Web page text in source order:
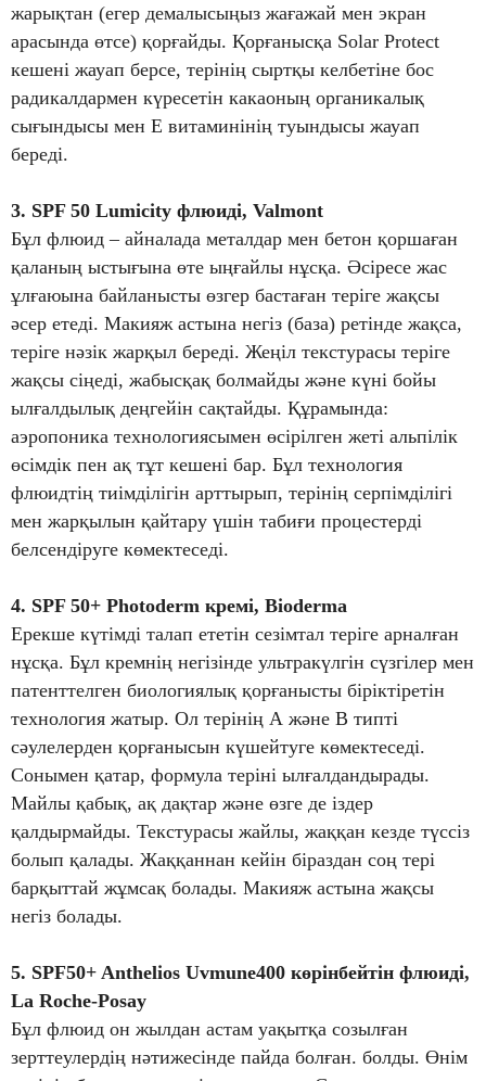
жарықтан (егер демалысыңыз жағажай мен экран
арасында өтсе) қорғайды. Қорғанысқа Solar Protect
кешені жауап берсе, терінің сыртқы келбетіне бос
радикалдармен күресетін какаоның органикалық
сығындысы мен Е витаминінің туындысы жауап
береді.
3. SPF 50 Lumicity флюиді, Valmont
Бұл флюид – айналада металдар мен бетон қоршаған
қаланың ыстығына өте ыңғайлы нұсқа. Әсіресе жас
ұлғаюына байланысты өзгер бастаған теріге жақсы
әсер етеді. Макияж астына негіз (база) ретінде жақса,
теріге нәзік жарқыл береді. Жеңіл текстурасы теріге
жақсы сіңеді, жабысқақ болмайды және күні бойы
ылғалдылық деңгейін сақтайды. Құрамында:
аэропоника технологиясымен өсірілген жеті альпілік
өсімдік пен ақ тұт кешені бар. Бұл технология
флюидтің тиімділігін арттырып, терінің серпімділігі
мен жарқылын қайтару үшін табиғи процестерді
белсендіруге көмектеседі.
4. SPF 50+ Photoderm кремі, Bioderma
Ерекше күтімді талап ететін сезімтал теріге арналған
нұсқа. Бұл кремнің негізінде ультракүлгін сүзгілер мен
патенттелген биологиялық қорғанысты біріктіретін
технология жатыр. Ол терінің А және В типті
сәулелерден қорғанысын күшейтуге көмектеседі.
Сонымен қатар, формула теріні ылғалдандырады.
Майлы қабық, ақ дақтар және өзге де іздер
қалдырмайды. Текстурасы жайлы, жаққан кезде түссіз
болып қалады. Жаққаннан кейін біраздан соң тері
барқыттай жұмсақ болады. Макияж астына жақсы
негіз болады.
5. SPF50+ Anthelios Uvmune400 көрінбейтін флюиді,
La Roche-Posay
Бұл флюид он жылдан астам уақытқа созылған
зерттеулердің нәтижесінде пайда болған. болды. Өнім